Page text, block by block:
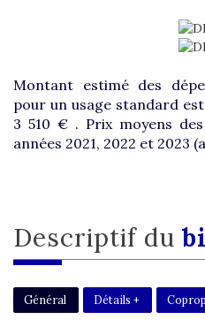
Montant estimé des
pour un usage standard
3 510 € . Prix moyens
années 2021, 2022 et 2023
descriptif du
Général Détails +